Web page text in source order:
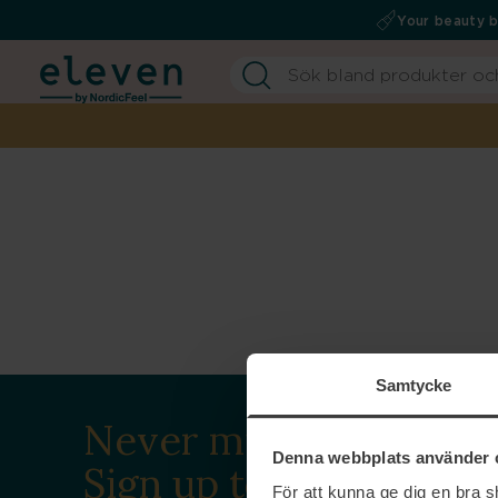
Samtycke
Denna webbplats använder
För att kunna ge dig en bra
Your beauty
Never miss a beat.
Sign up to our